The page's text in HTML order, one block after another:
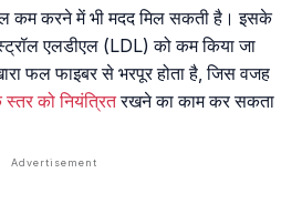
कम करने में भी मदद मिल सकती है। इसके
एलडीएल (LDL) को कम किया जा
फल फाइबर से भरपूर होता है, जिस वजह
को नियंत्रितरखने का काम कर सकता